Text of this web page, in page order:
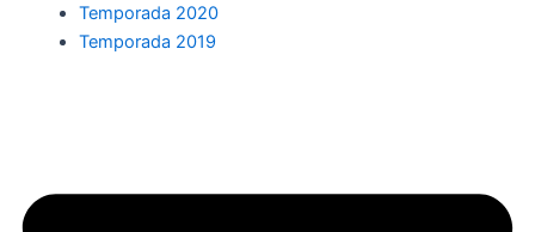
Temporada 2020
Temporada 2019